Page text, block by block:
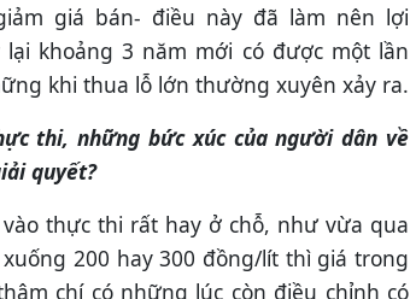
giá bán- điều này đã làm nên lợi
khoảng 3 năm mới có được một lần
khi thua lỗ lớn thường xuyên xảy ra.
thi, những bức xúc của người dân về
quyết?
thực thi rất hay ở chỗ, như vừa qua
200 hay 300 đồng/lít thì giá trong
chí có những lúc còn điều chỉnh có